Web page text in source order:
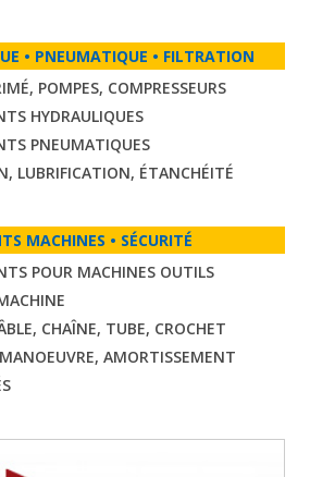
• PNEUMATIQUE • FILTRATION
POMPES, COMPRESSEURS
HYDRAULIQUES
PNEUMATIQUES
LUBRIFICATION, ÉTANCHÉITÉ
MACHINES • SÉCURITÉ
POUR MACHINES OUTILS
CHAÎNE, TUBE, CROCHET
AMORTISSEMENT